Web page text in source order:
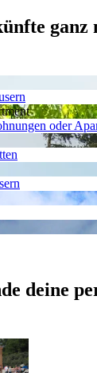
ganz
oder
deine